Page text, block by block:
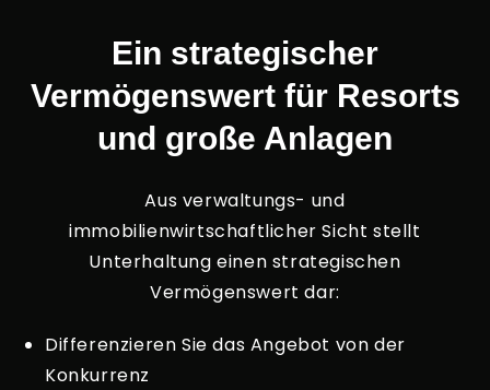
Ein strategischer
Vermögenswert für Resorts
und große Anlagen
Aus verwaltungs- und
immobilienwirtschaftlicher Sicht stellt
Unterhaltung einen strategischen
Vermögenswert dar:
Differenzieren Sie das Angebot von der
Konkurrenz